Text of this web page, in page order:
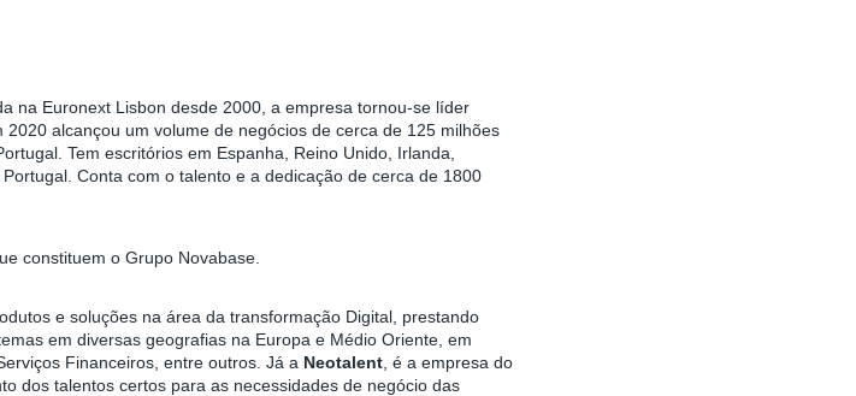
na Euronext Lisbon desde 2000, a empresa tornou-se líder
alcançou um volume de negócios de cerca de 125 milhões
Tem escritórios em Espanha, Reino Unido, Irlanda,
Conta com o talento e a dedicação de cerca de 1800
constituem o Grupo Novabase.
e soluções na área da transformação Digital, prestando
em diversas geografias na Europa e Médio Oriente, em
Financeiros, entre outros. Já a Neotalent , é a empresa do
dos talentos certos para as necessidades de negócio das